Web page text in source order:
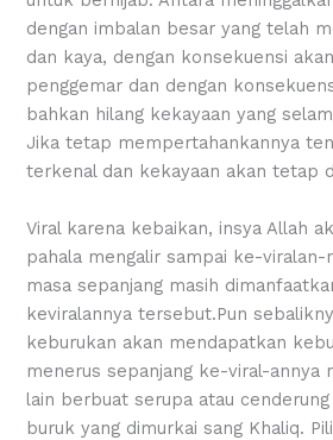
dengan imbalan besar yang telah
dan kaya, dengan konsekuensi
penggemar dan dengan
bahkan hilang kekayaan yang
Jika tetap mempertahankannya
terkenal dan kekayaan akan tetap
Viral karena kebaikan, insya Allah
pahala mengalir sampai ke-viralan-
masa sepanjang masih
keviralannya tersebut.Pun
keburukan akan mendapatkan
menerus sepanjang ke-viral-annya
lain berbuat serupa atau
buruk yang dimurkai sang Khaliq.